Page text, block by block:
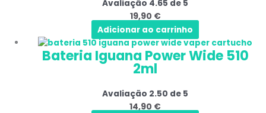
Avaliação 4.65 de 5
19,90 €
Adicionar ao carrinho
Bateria Iguana Power Wide 510
2ml
Avaliação 2.50 de 5
14,90 €